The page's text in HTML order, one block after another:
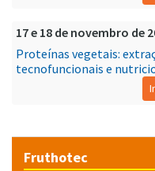
17 e 18 de novembro de
Proteínas vegetais:
tecnofuncionais e
Fruthotec